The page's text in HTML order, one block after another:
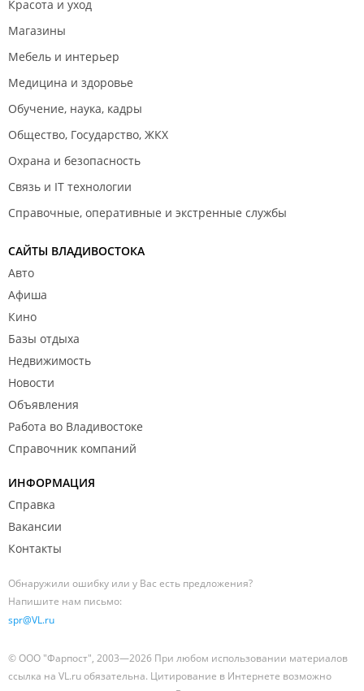
Красота и уход
Магазины
Мебель и интерьер
Медицина и здоровье
Обучение, наука, кадры
Общество, Государство, ЖКХ
Охрана и безопасность
Связь и IT технологии
Справочные, оперативные и экстренные службы
САЙТЫ ВЛАДИВОСТОКА
Авто
Афиша
Кино
Базы отдыха
Недвижимость
Новости
Объявления
Работа во Владивостоке
Справочник компаний
ИНФОРМАЦИЯ
Справка
Вакансии
Контакты
Обнаружили ошибку или у Вас есть предложения?
Напишите нам письмо:
spr@VL.ru
© ООО "Фарпост", 2003—2026 При любом использовании материалов
ссылка на VL.ru обязательна. Цитирование в Интернете возможно